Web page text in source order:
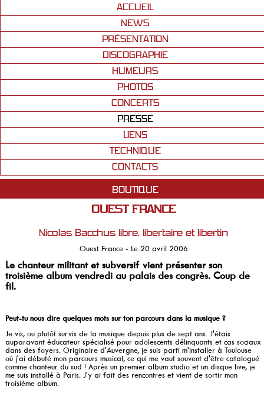
ACCUEIL
NEWS
PRÉSENTATION
DISCOGRAPHIE
HUMEURS
PHOTOS
CONCERTS
PRESSE
LIENS
TECHNIQUE
CONTACTS
BOUTIQUE
OUEST FRANCE
Nicolas Bacchus libre, libertaire et libertin
Ouest France - Le 20 avril 2006
Le chanteur militant et subversif vient présenter son
troisième album vendredi au palais des congrès. Coup de
fil.
Peut-tu nous dire quelques mots sur ton parcours dans la musique ?
Je vis, ou plutôt survis de la musique depuis plus de sept ans. J'étais
auparavant éducateur spécialisé pour adolescents délinquants et cas sociaux
dans des foyers. Originaire d'Auvergne, je suis parti m'installer à Toulouse
où j'ai débuté mon parcours musical, ce qui me vaut souvent d'être catalogué
comme chanteur du sud ! Après un premier album studio et un disque live, je
me suis installé à Paris. J'y ai fait des rencontres et vient de sortir mon
troisième album.